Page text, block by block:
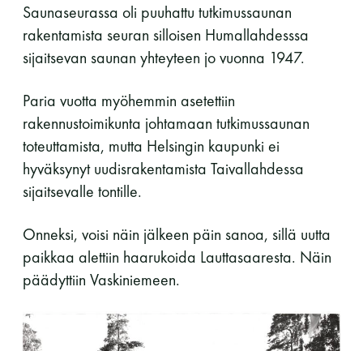
Suomen Saunaseura ry
Vaskiniementie 10, 00200 Helsinki
Kahvio/kassa 050 372 4167
(saunojen aukioloaikana)
Tietosuojaseloste
Saunaseurassa oli puuhattu tutkimussaunan
rakentamista seuran silloisen Humallahdesssa
sijaitsevan saunan yhteyteen jo vuonna 1947.
Paria vuotta myöhemmin asetettiin
rakennustoimikunta johtamaan tutkimussaunan
toteuttamista, mutta Helsingin kaupunki ei
hyväksynyt uudisrakentamista Taivallahdessa
sijaitsevalle tontille.
Onneksi, voisi näin jälkeen päin sanoa, sillä uutta
paikkaa alettiin haarukoida Lauttasaaresta. Näin
päädyttiin Vaskiniemeen.